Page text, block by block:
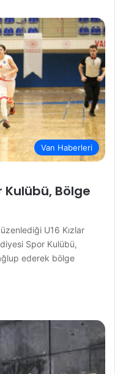
Van Haberleri
Bölge
U16 Kızlar
Spor Kulübü,
ederek bölge